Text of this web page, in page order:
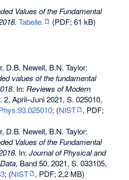
Values of the Fundamental
. Tabelle.
(PDF; 61 kB)
D.B. Newell, B.N. Taylor:
values of the fundamental
. In: Reviews of Modern
2, April–Juni 2021, S. 025010,
; (NIST
, PDF;
D.B. Newell, B.N. Taylor:
Values of the Fundamental
. In: Journal of Physical and
, Band 50, 2021, S. 033105,
; (NIST , PDF; 2,2 MB)